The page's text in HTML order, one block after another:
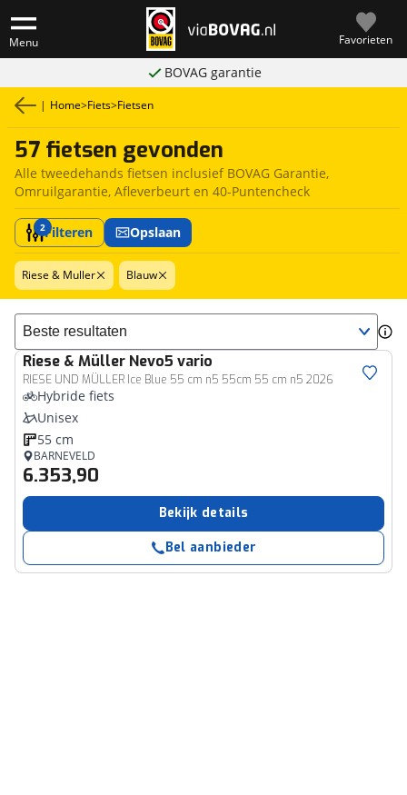
Menu Favorieten
BOVAG garantie
| Home>Fiets>Fietsen
57 fietsen gevonden
Alle tweedehands fietsen inclusief BOVAG Garantie,
Omruilgarantie, Afleverbeurt en 40-Puntencheck
2Filteren Opslaan
Riese & Muller Blauw
Sorteer resultaten
Riese & Müller Nevo5 vario
RIESE UND MÜLLER Ice Blue 55 cm n5 55cm 55 cm n5 2026
Hybride fiets
Unisex
55 cm
BARNEVELD
6.353,90
Bekijk details
Bel aanbieder